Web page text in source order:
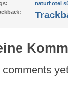
naturhotel
comments